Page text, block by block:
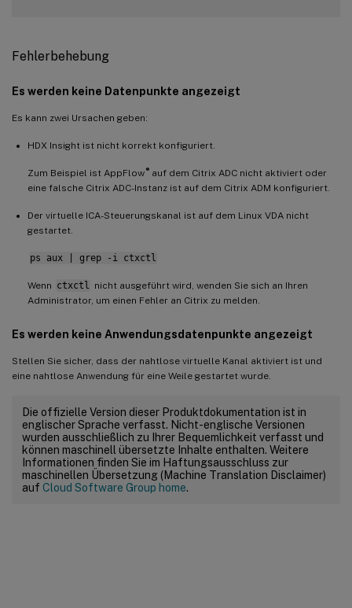
Fehlerbehebung
Es werden keine Datenpunkte angezeigt
Es kann zwei Ursachen geben:
HDX Insight ist nicht korrekt konfiguriert.
Zum Beispiel ist AppFlow ®auf dem Citrix ADC nicht aktiviert oder
eine falsche Citrix ADC-Instanz ist auf dem Citrix ADM konfiguriert.
Der virtuelle ICA-Steuerungskanal ist auf dem Linux VDA nicht
gestartet.
ps aux | grep -i ctxctl
Wenn ctxctl
nicht ausgeführt wird, wenden Sie sich an Ihren
Administrator, um einen Fehler an Citrix zu melden.
Es werden keine Anwendungsdatenpunkte angezeigt
Stellen Sie sicher, dass der nahtlose virtuelle Kanal aktiviert ist und
eine nahtlose Anwendung für eine Weile gestartet wurde.
Die offizielle Version dieser Produktdokumentation ist in
englischer Sprache verfasst. Nicht-englische Versionen
wurden ausschließlich zu Ihrer Bequemlichkeit verfasst und
können maschinell übersetzte Inhalte enthalten. Weitere
Informationen finden Sie im Haftungsausschluss zur
maschinellen Übersetzung (Machine Translation Disclaimer)
auf Cloud Software Group home.